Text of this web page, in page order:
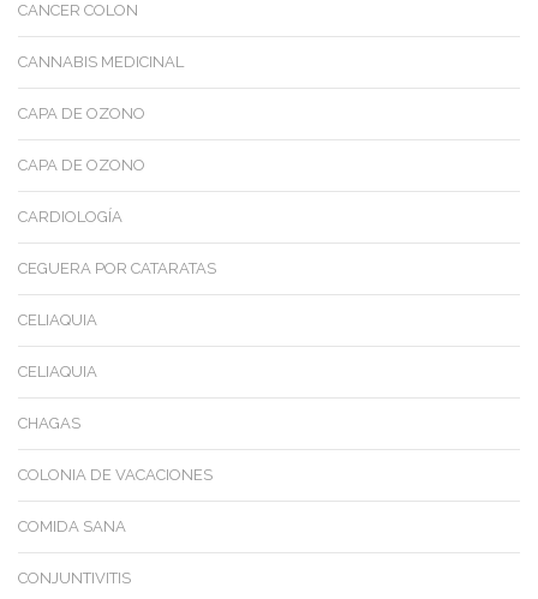
CANCER COLON
CANNABIS MEDICINAL
CAPA DE OZONO
CAPA DE OZONO
CARDIOLOGÍA
CEGUERA POR CATARATAS
CELIAQUIA
CELIAQUIA
CHAGAS
COLONIA DE VACACIONES
COMIDA SANA
CONJUNTIVITIS